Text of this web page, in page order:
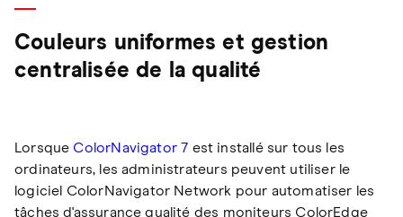
Couleurs uniformes et gestion
centralisée de la qualité
Lorsque ColorNavigator 7 est installé sur tous les
ordinateurs, les administrateurs peuvent utiliser le
logiciel ColorNavigator Network pour automatiser les
tâches d'assurance qualité des moniteurs ColorEdge